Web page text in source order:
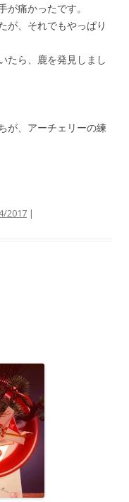
痛かったです。
が、それでもやっぱり
たら、鹿を発見しまし
が、アーチェリーの練
2017 |